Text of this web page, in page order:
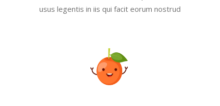
usus legentis in iis qui facit eorum nostrud